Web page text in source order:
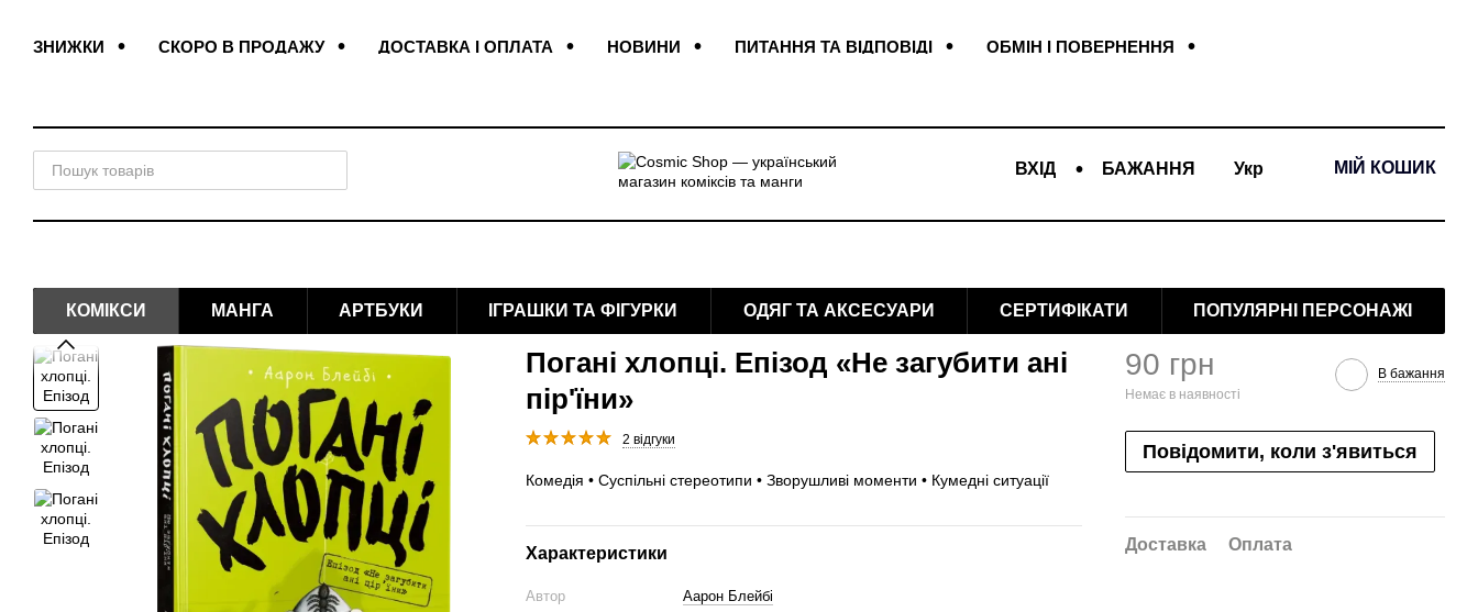
ЗНИЖКИ СКОРО В ПРОДАЖУ ДОСТАВКА І ОПЛАТА НОВИНИ ПИТАННЯ ТА ВІДПОВІДІ
ОБМІН І ПОВЕРНЕННЯ
ВХІД БАЖАННЯ Укр МІЙ КОШИК
КОМІКСИ МАНГА АРТБУКИ ІГРАШКИ ТА ФІГУРКИ ОДЯГ ТА АКСЕСУАРИ СЕРТИФІКАТИ ПОПУЛЯРНІ ПЕРСОНАЖІ
Погані хлопці. Епізод «Не загубити ані
пір'їни»
2 відгуки
Комедія • Суспільні стереотипи • Зворушливі моменти • Кумедні ситуації
Характеристики
Автор
Аарон Блейбі
90 грн
Немає в наявності
В бажання
Повідомити, коли з'явиться
Доставка Оплата